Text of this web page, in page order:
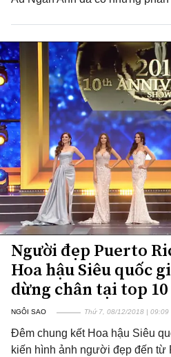
Người đẹp Puerto
Hoa hậu Siêu quốc
dừng chân tại top 10
NGÔI SAO Thứ 7, 08/12/2018 | 09:09
Đêm chung kết Hoa hậu Siêu
kiến hình ảnh người đẹp đến từ